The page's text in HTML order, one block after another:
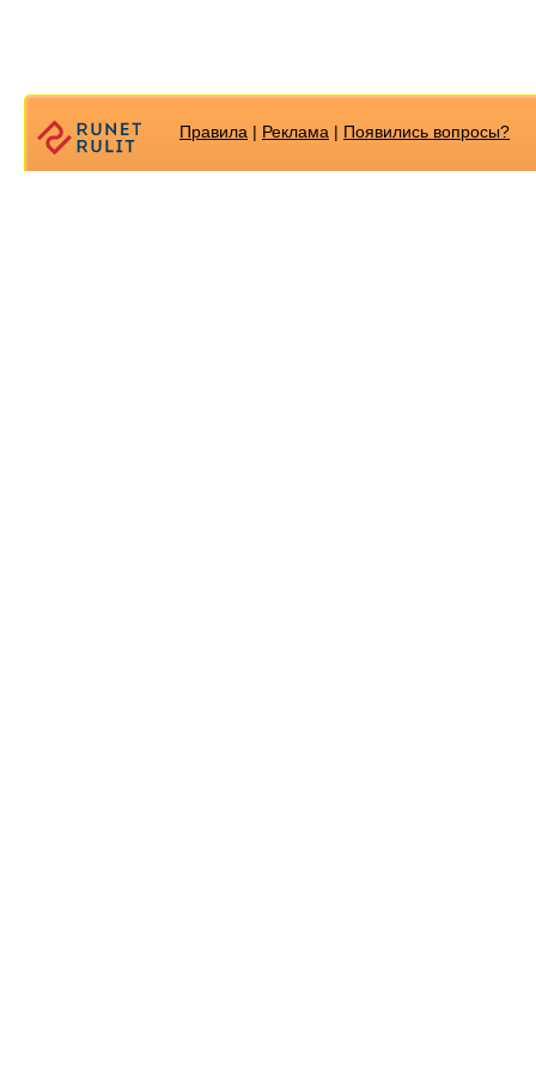
Правила | Реклама | Появилиcь вопросы?